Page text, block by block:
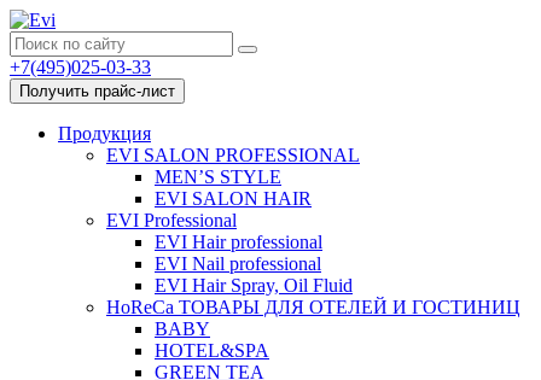
+7(495)025-03-33
Получить прайс-лист
Продукция
EVI SALON PROFESSIONAL
MEN’S STYLE
EVI SALON HAIR
EVI Professional
EVI Hair professional
EVI Nail professional
EVI Hair Spray, Oil Fluid
HoReCa ТОВАРЫ ДЛЯ ОТЕЛЕЙ И ГОСТИНИЦ
BABY
HOTEL&SPA
GREEN TEA